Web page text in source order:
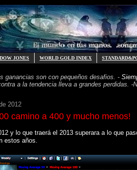
DOW JONES WORLD GOLD INDEX
ganancias son con pequeños desafios. -
a la tendencia lleva a grandes perdidas. -
2012
camino a 400 y mucho menos!
y lo que traerá el 2013 superara a lo que
estos años.